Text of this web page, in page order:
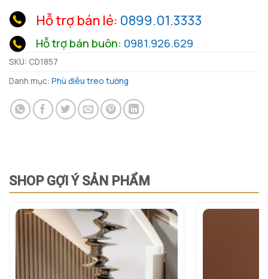
Hỗ trợ bán lẻ: 0899.01.3333
Hỗ trợ bán buôn: 0981.926.629
SKU: CD1857
Danh mục: Phù điêu treo tường
SHOP GỢI Ý SẢN PHẨM